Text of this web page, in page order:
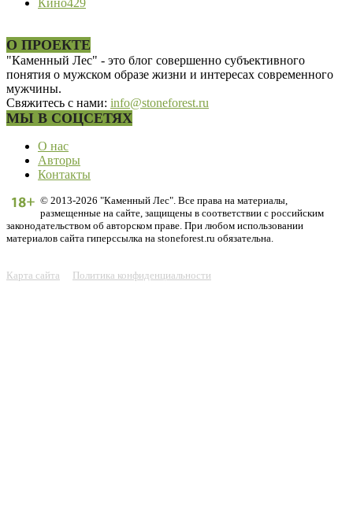
Кино429
О ПРОЕКТЕ
"Каменный Лес" - это блог совершенно субъективного
понятия о мужском образе жизни и интересах современного
мужчины.
Свяжитесь с нами: info@stoneforest.ru
МЫ В СОЦСЕТЯХ
О нас
Авторы
Контакты
© 2013-2026 "Каменный Лес". Все права на материалы,
размещенные на сайте, защищены в соответствии с российским
законодательством об авторском праве. При любом использовании
материалов сайта гиперссылка на stoneforest.ru обязательна.
Карта сайта Политика конфиденциальности